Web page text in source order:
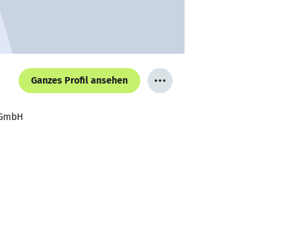
Ganzes Profil ansehen